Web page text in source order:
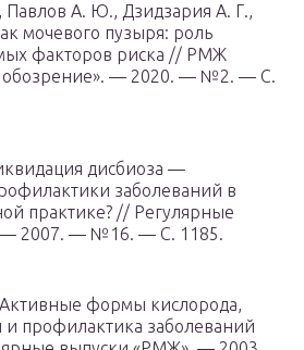
Павлов А. Ю., Дзидзария А. Г.,
мочевого пузыря: роль
факторов риска // РМЖ
обозрение». — 2020. — №2. — С.
дисбиоза —
заболеваний в
практике? // Регулярные
2007. — №16. — С. 1185.
формы кислорода,
и профилактика заболеваний